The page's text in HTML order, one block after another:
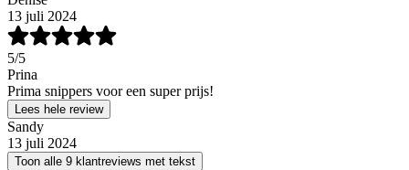
13 juli 2024
5/5
Prina
Prima snippers voor een super prijs!
Lees hele review
Sandy
13 juli 2024
Toon alle 9 klantreviews met tekst